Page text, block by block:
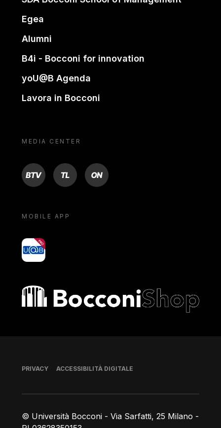
Egea
Alumni
B4i - Bocconi for innovation
yoU@B Agenda
Lavora in Bocconi
MEDIA CENTER
BTV TL ON
MOBILE APP
yoU@B
Bocconi shop
© Università Bocconi - Via Sarfatti, 25 Milano -
Piè di pagina
PRIVACY ACCESSIBILITÀ DIGITALE